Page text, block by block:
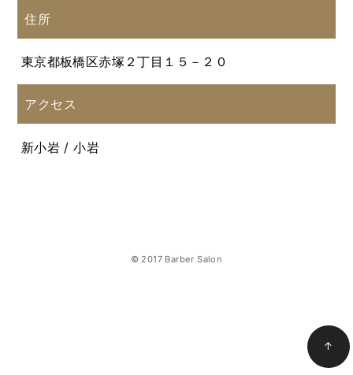
住所
東京都板橋区赤塚２丁目１５－２０
アクセス
新小岩 / 小岩
© 2017 Barber Salon
↑